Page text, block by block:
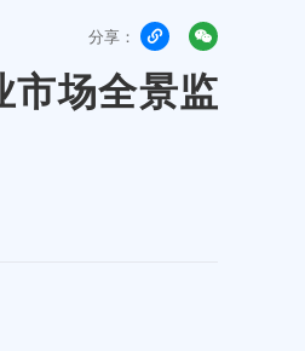
分享：
场全景监